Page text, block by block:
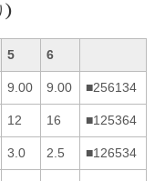
)
5 6
9.00 9.00 ■256134
12 16 ■125364
3.0 2.5 ■126534